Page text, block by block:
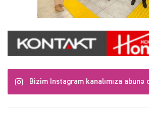
Bizim Instagram kanalımıza abunə